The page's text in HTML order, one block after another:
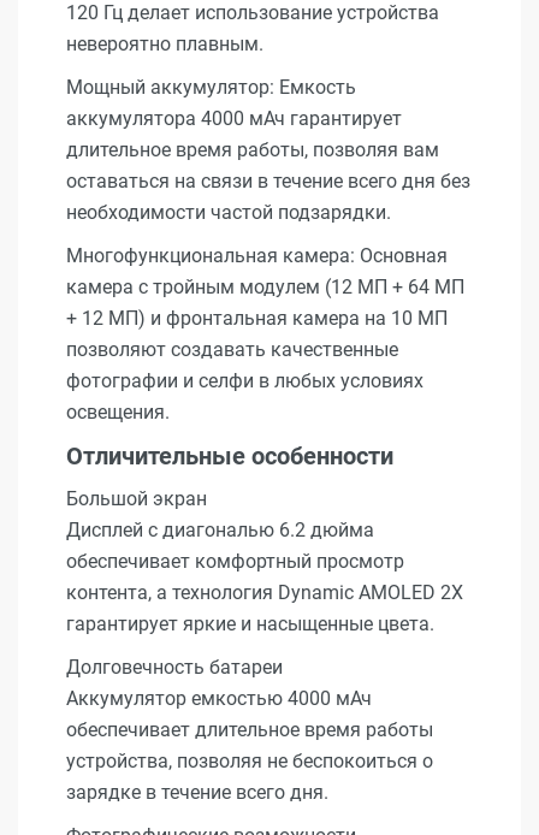
120 Гц делает использование устройства
невероятно плавным.
Мощный аккумулятор: Емкость
аккумулятора 4000 мАч гарантирует
длительное время работы, позволяя вам
оставаться на связи в течение всего дня без
необходимости частой подзарядки.
Многофункциональная камера: Основная
камера с тройным модулем (12 МП + 64 МП
+ 12 МП) и фронтальная камера на 10 МП
позволяют создавать качественные
фотографии и селфи в любых условиях
освещения.
Отличительные особенности
Большой экран
Дисплей с диагональю 6.2 дюйма
обеспечивает комфортный просмотр
контента, а технология Dynamic AMOLED 2X
гарантирует яркие и насыщенные цвета.
Долговечность батареи
Аккумулятор емкостью 4000 мАч
обеспечивает длительное время работы
устройства, позволяя не беспокоиться о
зарядке в течение всего дня.